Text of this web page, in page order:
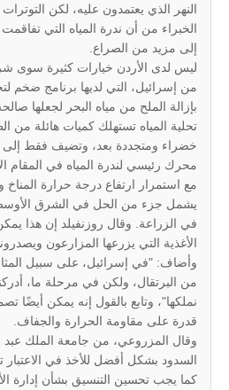
النهر الذي يعتمدون عليه، لكن التوترات
الخبراء من أن ندرة المياه التي
إلى مزيد من الصراع.
ليس لدى الأردن خيارات كثيرة سوى
من إسرائيل، التي لديها برنامج ضخم
بإزالة الملح من مياه البحر لجعلها
تحلية المياه تستهلك كميات هائلة من
خضراء ومتجددة بعد، وتضيف فقط إلى
محرك رئيسي لندرة المياه في المقام
مع استمرار ارتفاع درجة حرارة المناخ
يشمل جزء من الحل في الشرق الأوسط
في الزراعة. وقال روزنفيلد إن هذا
الأغذية التي يزرعها المزارعون
وأضاف: "في إسرائيل، على سبيل
من البرتقال، ولكن في مرحلة ما، أدركنا
نملكها"، وتابع بالقول إنه يمكن أيضًا
قدرة على مقاومة الحرارة والجفاف.
وقال المزروعي، من جامعة الملك عبد
السدود بشكل أفضل للأخذ في الاعتبار
كما يجب تحسين التنسيق بشأن إدارة